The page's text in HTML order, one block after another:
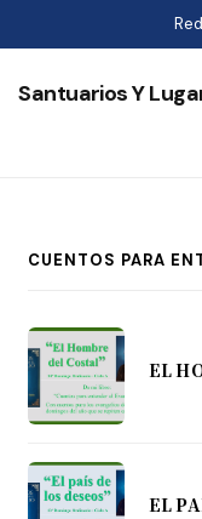
Santuarios Y
CUENTOS PARA
EL
EL